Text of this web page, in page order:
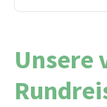
Unsere